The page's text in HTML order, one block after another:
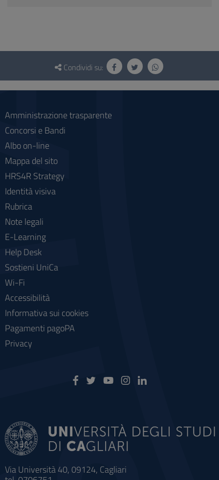
Questionario
social
Condividi su:
Via Università 40, 09124, Cagliari
Amministrazione trasparente
Concorsi e Bandi
Albo on-line
Mappa del sito
HRS4R Strategy
Identità visiva
Rubrica
Note legali
E-Learning
Help Desk
Sostieni UniCa
Wi-Fi
Accessibilità
Informativa sui cookies
Pagamenti pagoPA
Privacy